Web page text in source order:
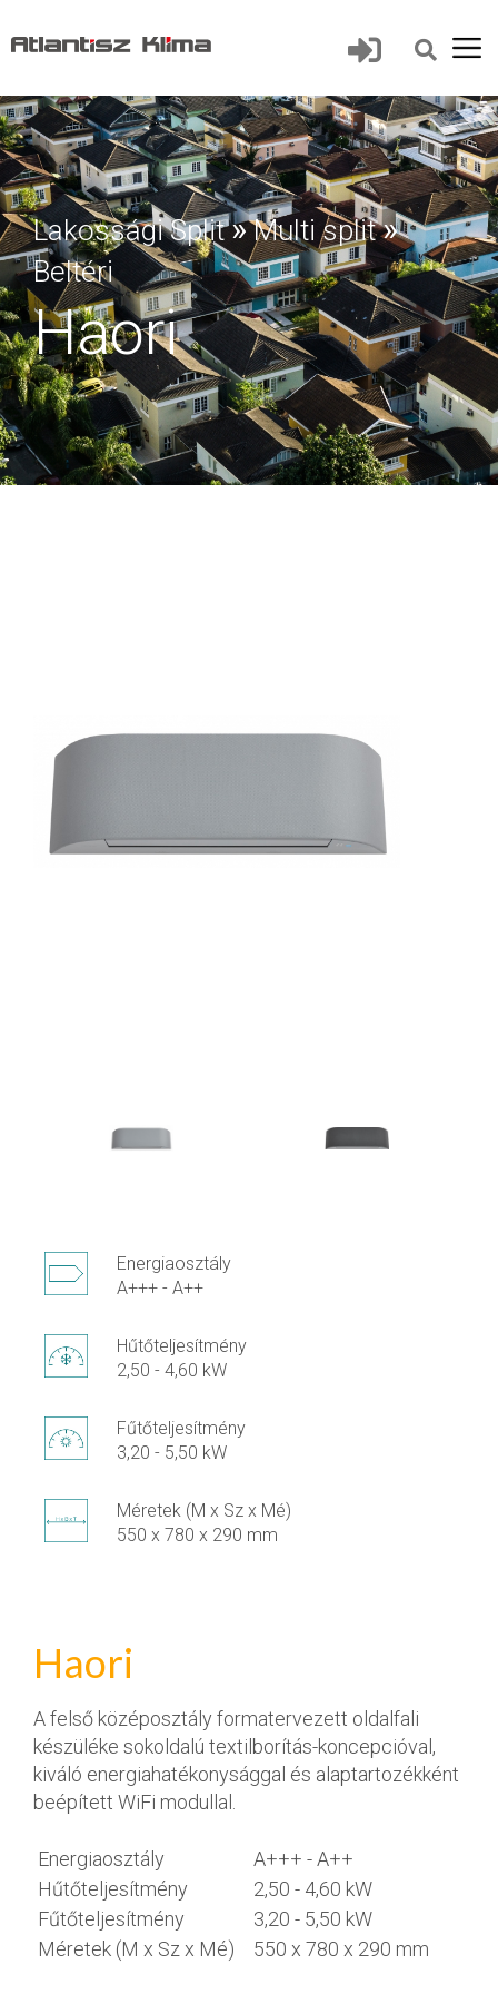
Lakossági Split » Multi split »
Beltéri
Haori
Energiaosztály
A+++ - A++
Hűtőteljesítmény
2,50 - 4,60 kW
Fűtőteljesítmény
3,20 - 5,50 kW
Méretek (M x Sz x Mé)
550 x 780 x 290 mm
Haori
A felső középosztály formatervezett oldalfali
készüléke sokoldalú textilborítás-koncepcióval,
kiváló energiahatékonysággal és alaptartozékként
beépített WiFi modullal.
Energiaosztály
A+++ - A++
Hűtőteljesítmény
2,50 - 4,60 kW
Fűtőteljesítmény
3,20 - 5,50 kW
Méretek (M x Sz x Mé)
550 x 780 x 290 mm